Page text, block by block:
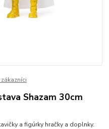
Shazam 30cm
a figúrky hračky a doplnky.